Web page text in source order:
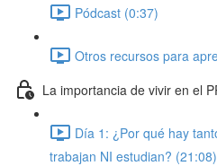
Pódcast (0:37)
Otros recursos para
La importancia de vivir en el
Día 1: ¿Por qué hay
trabajan NI estudian? (21:08)